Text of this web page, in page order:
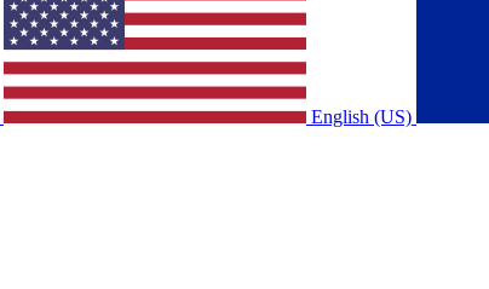
English (US)